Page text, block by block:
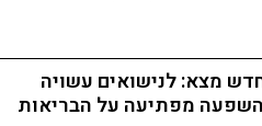
מצא: לנישואים עשויה
מפתיעה על הבריאות